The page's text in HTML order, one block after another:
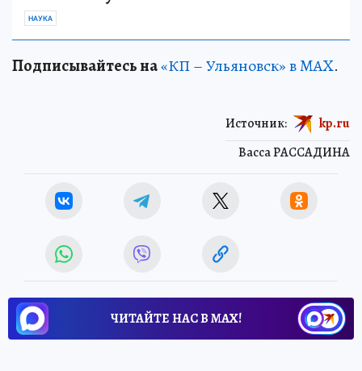
НАУКА
Подписывайтесь на«КП – Ульяновск» в MAX.
Васса РАССАДИНА
Источник: kp.ru
ЧИТАЙТЕ НАС В МАХ!